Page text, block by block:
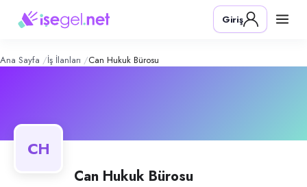
Hukuk Bürosu – Şirket Profili
Konum:
CAN Hukuk Bürosu, İstanbul Ümraniye’de hukuki danışmanlık ve
Giriş
Ana Sayfa İş İlanları Can Hukuk Bürosu
CH
Can Hukuk Bürosu